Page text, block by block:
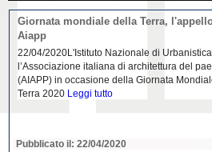
Giornata mondiale della Terra,
Aiapp
22/04/2020L'Istituto Nazionale di
l’Associazione italiana di architettura del
(AIAPP) in occasione della Giornata
Terra 2020 Leggi tutto
Pubblicato il: 22/04/2020